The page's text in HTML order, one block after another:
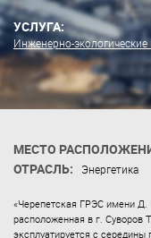
УСЛУГА:
Инженерно-
МЕСТО
ОТРАСЛЬ: Энергетика
«Черепетская ГРЭС имени Д.
расположенная в г. Суворов
эксплуатируется с